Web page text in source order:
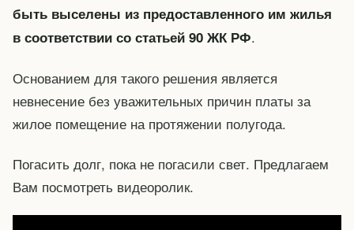
быть выселены из предоставленного им жилья
в соответствии со статьей 90 ЖК РФ.
Основанием для такого решения является
невнесение без уважительных причин платы за
жилое помещение на протяжении полугода.
Погасить долг, пока не погасили свет. Предлагаем
Вам посмотреть видеоролик.